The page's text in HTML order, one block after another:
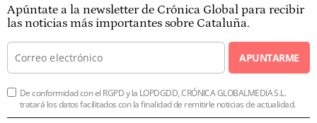
Apúntate a la newsletter de Crónica Global para recibir
las noticias más importantes sobre Cataluña.
APUNTARME
De conformidad con el RGPD y la LOPDGDD, CRÓNICA GLOBALMEDIA S.L.
tratará los datos facilitados con la finalidad de remitirle noticias de actualidad.